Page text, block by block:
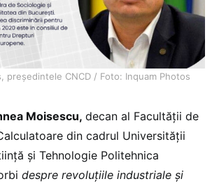
președintele CNCD / Foto: Inquam Photos
Moisescu, decan al Facultății de
din cadrul Universității
și Tehnologie Politehnica
despre revoluțiile industriale și